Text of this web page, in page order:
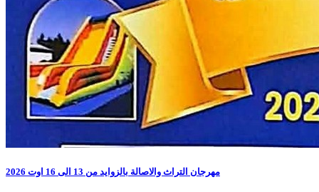
مهرجان التراث والاصالة بالزوايد من 13 الى 16 اوت 2026